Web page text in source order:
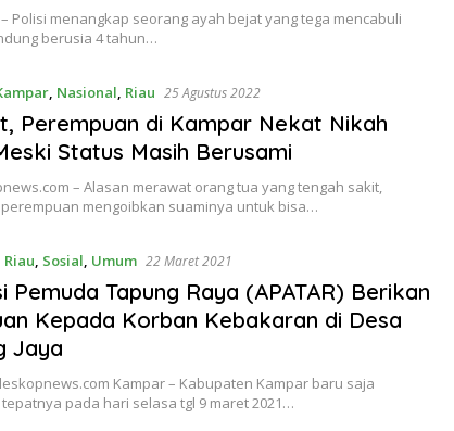
– Polisi menangkap seorang ayah bejat yang tega mencabuli
berusia 4 tahun…
, Nasional, Riau 25 Agustus 2022
Perempuan di Kampar Nekat Nikah
Status Masih Berusami
– Alasan merawat orang tua yang tengah sakit,
mengoibkan suaminya untuk bisa…
Riau, Sosial, Umum 22 Maret 2021
Pemuda Tapung Raya (APATAR) Berikan
Kepada Korban Kebakaran di Desa
Jaya
Kampar – Kabupaten Kampar baru saja
pada hari selasa tgl 9 maret 2021…